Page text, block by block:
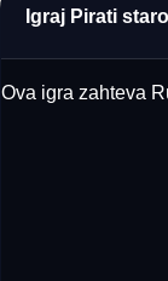
Igraj Pirati
Ova igra zahteva